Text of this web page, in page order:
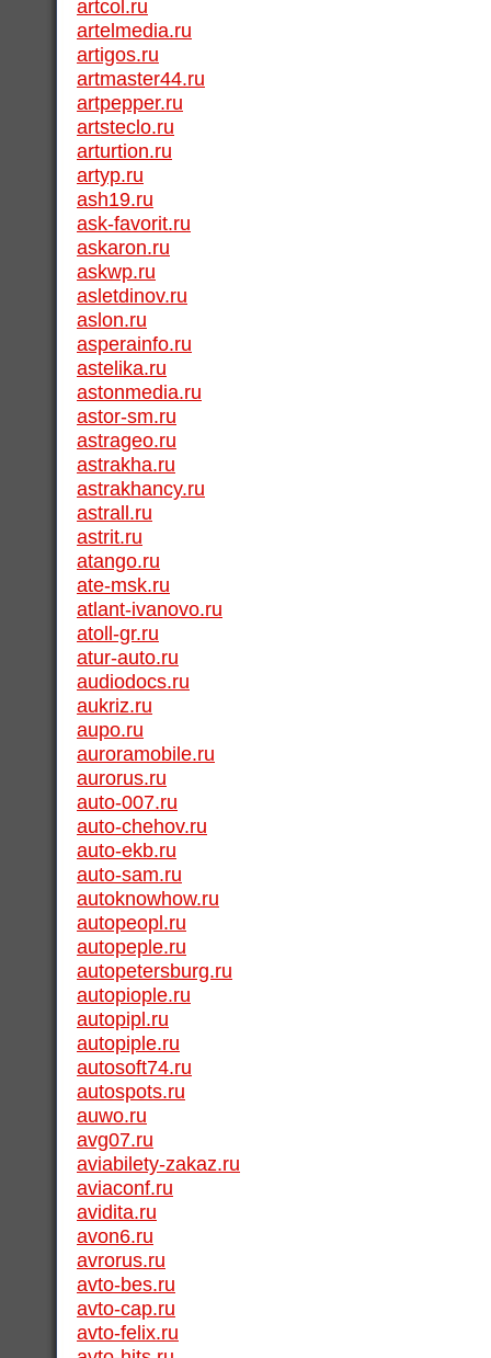
artcol.ru
artelmedia.ru
artigos.ru
artmaster44.ru
artpepper.ru
artsteclo.ru
arturtion.ru
artyp.ru
ash19.ru
ask-favorit.ru
askaron.ru
askwp.ru
asletdinov.ru
aslon.ru
asperainfo.ru
astelika.ru
astonmedia.ru
astor-sm.ru
astrageo.ru
astrakha.ru
astrakhancy.ru
astrall.ru
astrit.ru
atango.ru
ate-msk.ru
atlant-ivanovo.ru
atoll-gr.ru
atur-auto.ru
audiodocs.ru
aukriz.ru
aupo.ru
auroramobile.ru
aurorus.ru
auto-007.ru
auto-chehov.ru
auto-ekb.ru
auto-sam.ru
autoknowhow.ru
autopeopl.ru
autopeple.ru
autopetersburg.ru
autopiople.ru
autopipl.ru
autopiple.ru
autosoft74.ru
autospots.ru
auwo.ru
avg07.ru
aviabilety-zakaz.ru
aviaconf.ru
avidita.ru
avon6.ru
avrorus.ru
avto-bes.ru
avto-cap.ru
avto-felix.ru